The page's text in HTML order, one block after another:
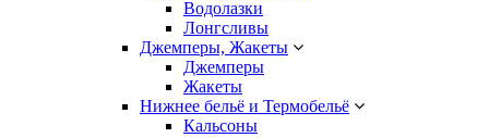
Водолазки
Лонгсливы
Джемперы, Жакеты
Джемперы
Жакеты
Нижнее бельё и Термобельё
Кальсоны